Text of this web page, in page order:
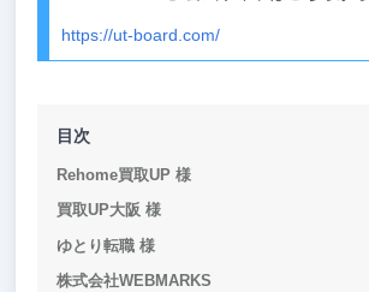
https://ut-board.com/
目次
Rehome買取UP 様
買取UP大阪 様
ゆとり転職 様
株式会社WEBMARKS